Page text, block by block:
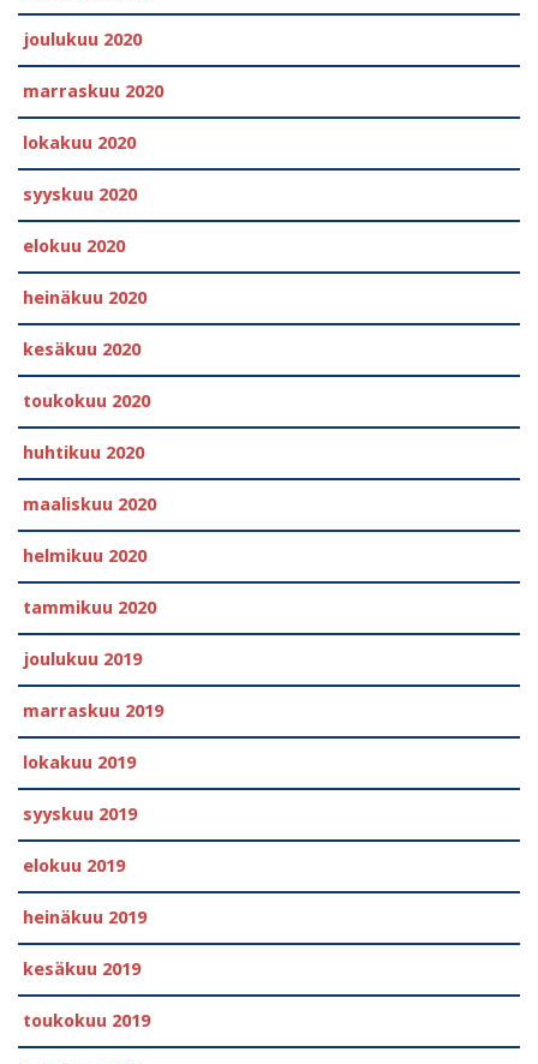
joulukuu 2020
marraskuu 2020
lokakuu 2020
syyskuu 2020
elokuu 2020
heinäkuu 2020
kesäkuu 2020
toukokuu 2020
huhtikuu 2020
maaliskuu 2020
helmikuu 2020
tammikuu 2020
joulukuu 2019
marraskuu 2019
lokakuu 2019
syyskuu 2019
elokuu 2019
heinäkuu 2019
kesäkuu 2019
toukokuu 2019